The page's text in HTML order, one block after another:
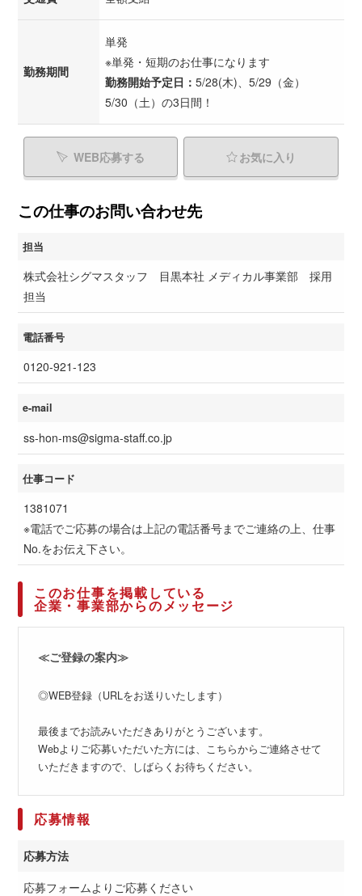
勤務期間
単発
※単発・短期のお仕事になります
勤務開始予定日： 5/28(木)、5/29（金）
5/30（土）の3日間！
WEB応募する お気に入り
この仕事のお問い合わせ先
担当
株式会社シグマスタッフ 目黒本社 メディカル事業部 採用
担当
電話番号
0120-921-123
e-mail
ss-hon-ms@sigma-staff.co.jp
仕事コード
1381071
※電話でご応募の場合は上記の電話番号までご連絡の上、仕事
No.をお伝え下さい。
このお仕事を掲載している
企業・事業部からのメッセージ
≪ご登録の案内≫
◎WEB登録（URLをお送りいたします）
最後までお読みいただきありがとうございます。
Webよりご応募いただいた方には、こちらからご連絡させて
いただきますので、しばらくお待ちください。
応募情報
応募方法
応募フォームよりご応募ください